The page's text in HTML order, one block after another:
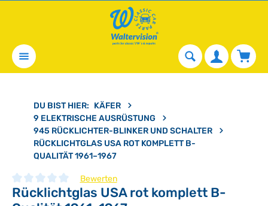
DU BIST HIER: KÄFER
9 ELEKTRISCHE AUSRÜSTUNG
945 RÜCKLICHTER-BLINKER UND SCHALTER
RÜCKLICHTGLAS USA ROT KOMPLETT B-
QUALITÄT 1961–1967
Durchschnittliche Bewertung von 0 von 5 Sternen
Bewerten
Rücklichtglas USA rot komplett B-